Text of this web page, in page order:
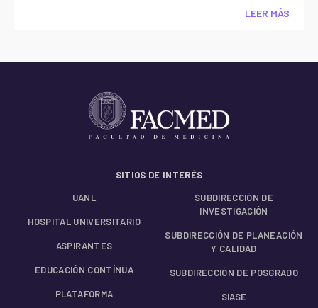
LEER MÁS
SITIOS DE INTERÉS
UANL
HOSPITAL UNIVERSITARIO
ASPIRANTES
EDUCACIÓN CONTÍNUA
PLATAFORMA
SUBDIRECCIÓN DE
INVESTIGACIÓN
SUBDIRECCIÓN DE PLANEACIÓN
Y CALIDAD
SUBDIRECCIÓN DE POSGRADO
SIASE